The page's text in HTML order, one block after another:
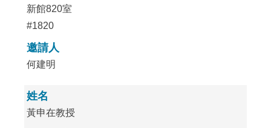
新館820室
#1820
邀請人
何建明
姓名
黃申在教授